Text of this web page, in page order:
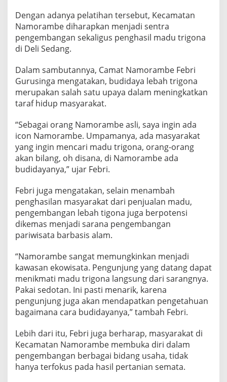
a
t
k
a
o
n
o
m
a
s
y
a
a
a
t
N
m
o
a
m
e
Dengan adanya pelatihan tersebut, Kecamatan
Namorambe diharapkan menjadi sentra
pengembangan sekaligus penghasil madu trigona
di Deli Sedang.
Dalam sambutannya, Camat Namorambe Febri
Gurusinga mengatakan, budidaya lebah trigona
merupakan salah satu upaya dalam meningkatkan
taraf hidup masyarakat.
“Sebagai orang Namorambe asli, saya ingin ada
icon Namorambe. Umpamanya, ada masyarakat
yang ingin mencari madu trigona, orang-orang
akan bilang, oh disana, di Namorambe ada
budidayanya,” ujar Febri.
Febri juga mengatakan, selain menambah
penghasilan masyarakat dari penjualan madu,
pengembangan lebah tigona juga berpotensi
dikemas menjadi sarana pengembangan
pariwisata barbasis alam.
“Namorambe sangat memungkinkan menjadi
kawasan ekowisata. Pengunjung yang datang dapat
menikmati madu trigona langsung dari sarangnya.
Pakai sedotan. Ini pasti menarik, karena
pengunjung juga akan mendapatkan pengetahuan
bagaimana cara budidayanya,” tambah Febri.
Lebih dari itu, Febri juga berharap, masyarakat di
Kecamatan Namorambe membuka diri dalam
pengembangan berbagai bidang usaha, tidak
hanya terfokus pada hasil pertanian semata.